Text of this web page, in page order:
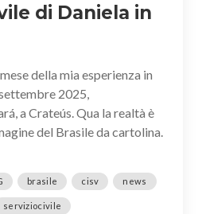
di Daniela in
della mia esperienza in
2025,
a Crateús. Qua la realtà è
del Brasile da cartolina.
brasile cisv news
serviziocivile